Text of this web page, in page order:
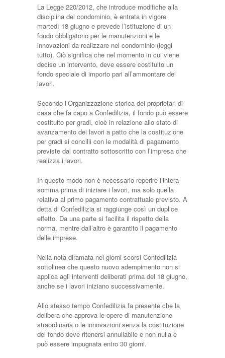
La Legge 220/2012, che introduce modifiche alla
disciplina del condominio, è entrata in vigore
martedì 18 giugno e prevede l’istituzione di un
fondo obbligatorio per le manutenzioni e le
innovazioni da realizzare nel condominio (leggi
tutto). Ciò significa che nel momento in cui viene
deciso un intervento, deve essere costituito un
fondo speciale di importo pari all’ammontare dei
lavori.
Secondo l’Organizzazione storica dei proprietari di
casa che fa capo a Confedilizia, il fondo può essere
costituito per gradi, cioè in relazione allo stato di
avanzamento dei lavori a patto che la costituzione
per gradi si concilii con le modalità di pagamento
previste dal contratto sottoscritto con l’impresa che
realizza i lavori.
In questo modo non è necessario reperire l’intera
somma prima di iniziare i lavori, ma solo quella
relativa al primo pagamento contrattuale previsto. A
detta di Confedilizia si raggiunge così un duplice
effetto. Da una parte si facilita il rispetto della
norma, mentre dall’altro è garantito il pagamento
delle imprese.
Nella nota diramata nei giorni scorsi Confedilizia
sottolinea che questo nuovo adempimento non si
applica agli interventi deliberati prima del 18 giugno,
anche se i lavori iniziano successivamente.
Allo stesso tempo Confedilizia fa presente che la
delibera che approva le opere di manutenzione
straordinaria o le innovazioni senza la costituzione
del fondo deve ritenersi annullabile e non nulla e
può essere impugnata entro 30 giorni.